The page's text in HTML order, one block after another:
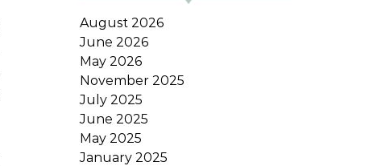
August 2026
June 2026
May 2026
November 2025
July 2025
June 2025
May 2025
January 2025